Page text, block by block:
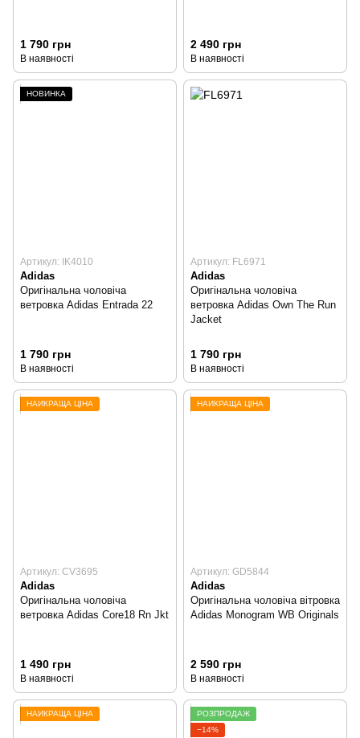
1 790 грн
В наявності
2 490 грн
В наявності
НОВИНКА
Артикул: IK4010
Adidas
Оригінальна чоловіча
ветровка Adidas Entrada 22
1 790 грн
В наявності
Артикул: FL6971
Adidas
Оригінальна чоловіча
ветровка Adidas Own The Run
Jacket
1 790 грн
В наявності
НАЙКРАЩА ЦІНА
Артикул: CV3695
Adidas
Оригінальна чоловіча
ветровка Adidas Core18 Rn Jkt
1 490 грн
В наявності
НАЙКРАЩА ЦІНА
Артикул: GD5844
Adidas
Оригінальна чоловіча вітровка
Adidas Monogram WB Originals
2 590 грн
В наявності
НАЙКРАЩА ЦІНА
РОЗПРОДАЖ
−14%